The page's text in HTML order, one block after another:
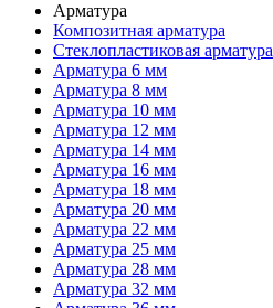
Арматура
Композитная арматура
Стеклопластиковая арматура
Арматура 6 мм
Арматура 8 мм
Арматура 10 мм
Арматура 12 мм
Арматура 14 мм
Арматура 16 мм
Арматура 18 мм
Арматура 20 мм
Арматура 22 мм
Арматура 25 мм
Арматура 28 мм
Арматура 32 мм